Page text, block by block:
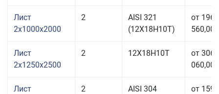
Лист
2x1000x2000
2
AISI 321
(12Х18Н10Т)
от 196
560,00
Лист
2x1250x2500
2 12Х18Н10Т
от 306
060,00
Лист
2
AISI 304
от 159